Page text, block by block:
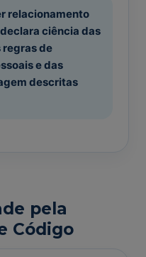
relacionamento
ciência das
regras de
e das
descritas
pela
Código